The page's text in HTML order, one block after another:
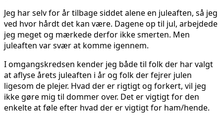
Jeg har selv for år tilbage siddet alene en juleaften, så jeg
ved hvor hårdt det kan være. Dagene op til jul, arbejdede
jeg meget og mærkede derfor ikke smerten. Men
juleaften var svær at komme igennem.
I omgangskredsen kender jeg både til folk der har valgt
at aflyse årets juleaften i år og folk der fejrer julen
ligesom de plejer. Hvad der er rigtigt og forkert, vil jeg
ikke gøre mig til dommer over. Det er vigtigt for den
enkelte at føle efter hvad der er vigtigt for ham/hende.